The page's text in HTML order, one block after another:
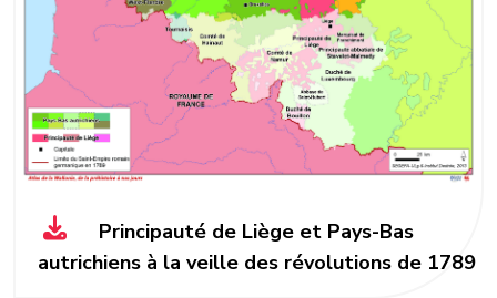
Principauté de Liège et Pays-Bas
autrichiens à la veille des révolutions de 1789